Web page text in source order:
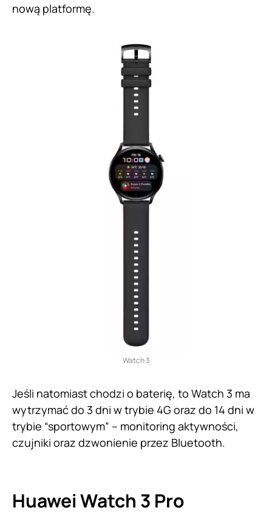
nową platformę.
Watch 3
Jeśli natomiast chodzi o baterię, to Watch 3 ma
wytrzymać do 3 dni w trybie 4G oraz do 14 dni w
trybie “sportowym” – monitoring aktywności,
czujniki oraz dzwonienie przez Bluetooth.
Huawei Watch 3 Pro